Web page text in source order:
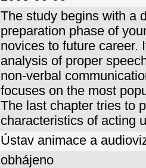
The study begins with a
preparation phase of
novices to future career.
analysis of proper
non-verbal
focuses on the most
The last chapter tries to
characteristics of acting
Ústav animace a
obhájeno